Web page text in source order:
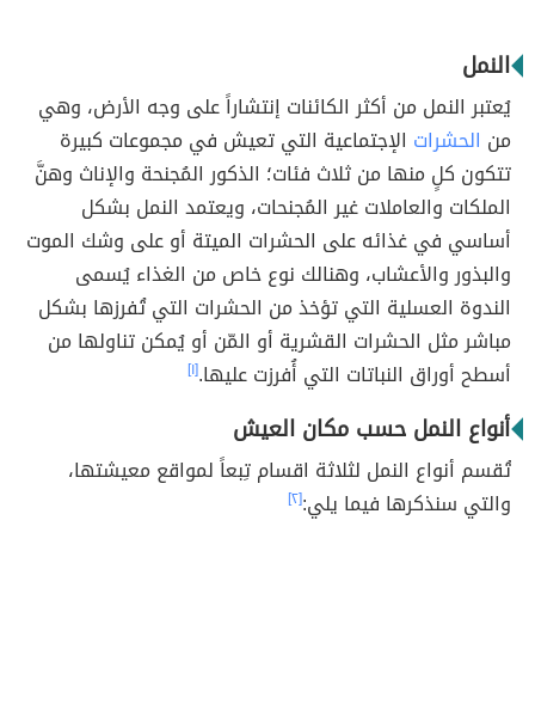
النمل
يُعتبر النمل من أكثر الكائنات إنتشاراً على وجه الأرض، وهي
من الحشرات الإجتماعية التي تعيش في مجموعات كبيرة
تتكون كلٍ منها من ثلاث فئات؛ الذكور المُجنحة والإناث وهنَّ
الملكات والعاملات غير المُجنحات، ويعتمد النمل بشكل
أساسي في غذائه على الحشرات الميتة أو على وشك الموت
والبذور والأعشاب، وهنالك نوع خاص من الغذاء يُسمى
الندوة العسلية التي تؤخذ من الحشرات التي تُفرزها بشكل
مباشر مثل الحشرات القشرية أو المّن أو يُمكن تناولها من
أسطح أوراق النباتات التي أُفرزت عليها.[١]
أنواع النمل حسب مكان العيش
تُقسم أنواع النمل لثلاثة اقسام تِبعاً لمواقع معيشتها،
والتي سنذكرها فيما يلي:[٢]